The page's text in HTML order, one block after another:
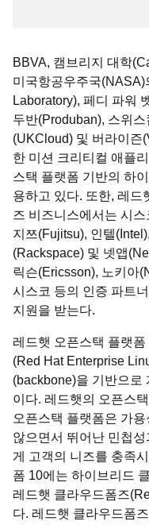
BBVA, 캠브리지 대학
미국항공우주국
Laboratory), 페디 파워
두반(Produban), 스위
(UKCloud) 및 버라이즌
한 미션 크리티컬 애플
스택 플랫폼 기반의 하
용하고 있다. 또한, 레드
즈 비즈니스에서는 시
지쯔(Fujitsu), 인텔
(Rackspace) 및 넷앱
릭슨(Ericsson), 노키아
시스코 등의 인증 파트
지원을 받는다.
레드햇 오픈스택 플랫
(Red Hat Enterprise
(backbone)을 기반으로
이다. 레드햇의 오픈스
오픈스택 플랫폼은 가
않으면서 뛰어난 민첩
게 고객의 니즈를 충족
폼 10에는 하이브리드
레드햇 클라우드폼즈
다. 레드햇 클라우드폼